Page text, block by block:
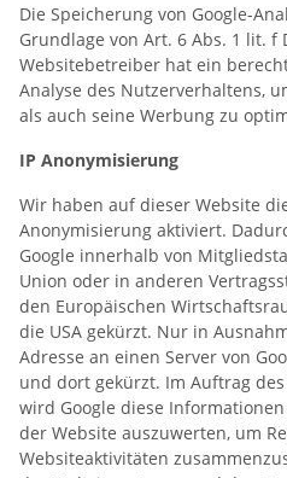
Die Speicherung von Google-
Grundlage von Art. 6 Abs. 1 lit. f
Websitebetreiber hat ein
Analyse des Nutzerverhaltens,
als auch seine Werbung zu
IP Anonymisierung
Wir haben auf dieser Website
Anonymisierung aktiviert.
Google innerhalb von
Union oder in anderen
den Europäischen
die USA gekürzt. Nur in
Adresse an einen Server von
und dort gekürzt. Im Auftrag
wird Google diese
der Website auszuwerten, um
Websiteaktivitäten